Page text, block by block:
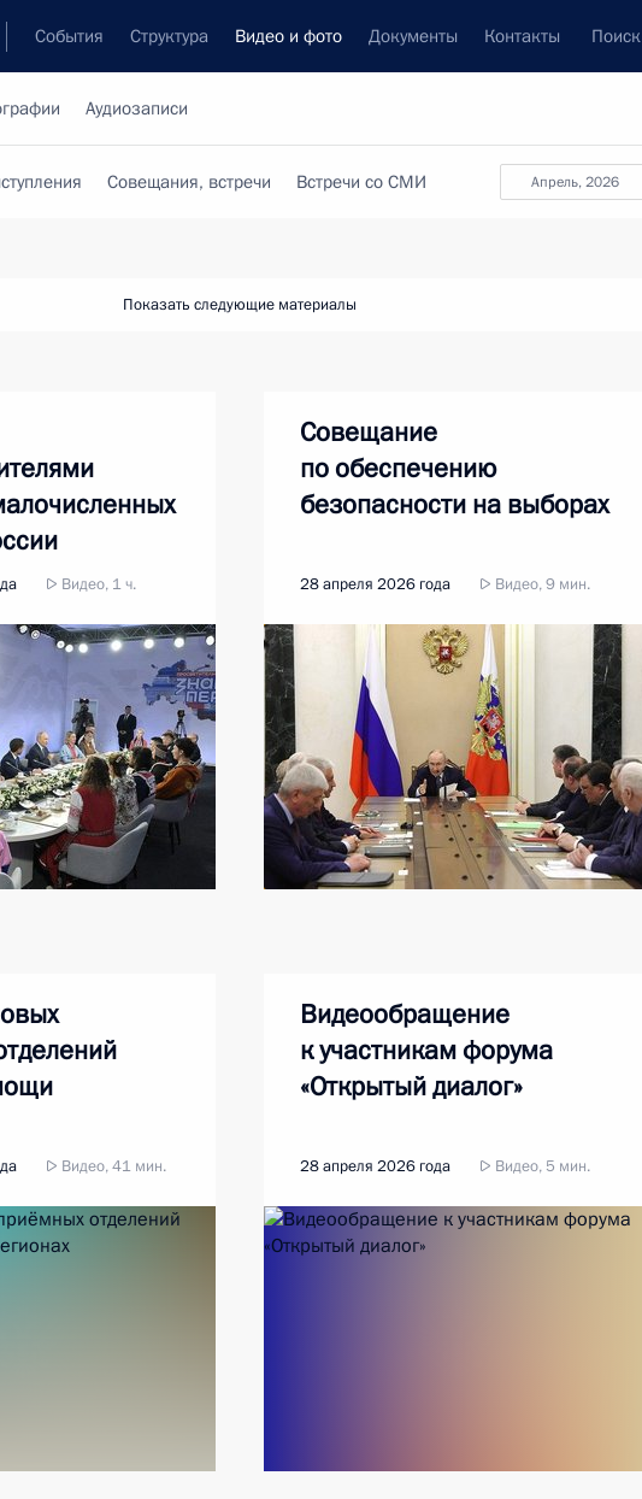
События Структура Видео и фото Документы Контакты Поиск
Аудиозаписи
апрель, 2026
Совещания, встречи Встречи со СМИ
Показать следующие материалы
Видео, 1 ч.
Совещание
по обеспечению
безопасности на выборах
28 апреля 2026 года Видео, 9 мин.
Видео, 41 мин.
Видеообращение
к участникам форума
«Открытый диалог»
28 апреля 2026 года Видео, 5 мин.